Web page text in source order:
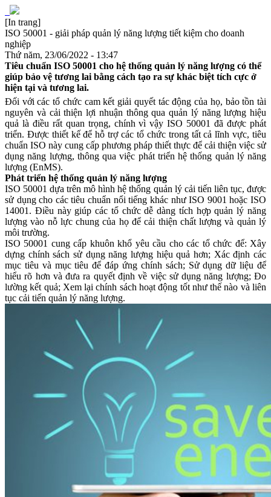
[In trang]
ISO 50001 - giải pháp quản lý năng lượng tiết kiệm cho doanh
nghiệp
Thứ năm, 23/06/2022 - 13:47
Tiêu chuẩn ISO 50001 cho hệ thống quản lý năng lượng có thể
giúp bảo vệ tương lai bằng cách tạo ra sự khác biệt tích cực ở
hiện tại và tương lai.
Đối với các tổ chức cam kết giải quyết tác động của họ, bảo tồn tài
nguyên và cải thiện lợi nhuận thông qua quản lý năng lượng hiệu
quả là điều rất quan trọng, chính vì vậy ISO 50001 đã được phát
triển. Được thiết kế để hỗ trợ các tổ chức trong tất cả lĩnh vực, tiêu
chuẩn ISO này cung cấp phương pháp thiết thực để cải thiện việc sử
dụng năng lượng, thông qua việc phát triển hệ thống quản lý năng
lượng (EnMS).
Phát triển hệ thống quản lý năng lượng
ISO 50001 dựa trên mô hình hệ thống quản lý cải tiến liên tục, được
sử dụng cho các tiêu chuẩn nổi tiếng khác như ISO 9001 hoặc ISO
14001. Điều này giúp các tổ chức dễ dàng tích hợp quản lý năng
lượng vào nỗ lực chung của họ để cải thiện chất lượng và quản lý
môi trường.
ISO 50001 cung cấp khuôn khổ yêu cầu cho các tổ chức để: Xây
dựng chính sách sử dụng năng lượng hiệu quả hơn; Xác định các
mục tiêu và mục tiêu để đáp ứng chính sách; Sử dụng dữ liệu để
hiểu rõ hơn và đưa ra quyết định về việc sử dụng năng lượng; Đo
lường kết quả; Xem lại chính sách hoạt động tốt như thế nào và liên
tục cải tiến quản lý năng lượng.